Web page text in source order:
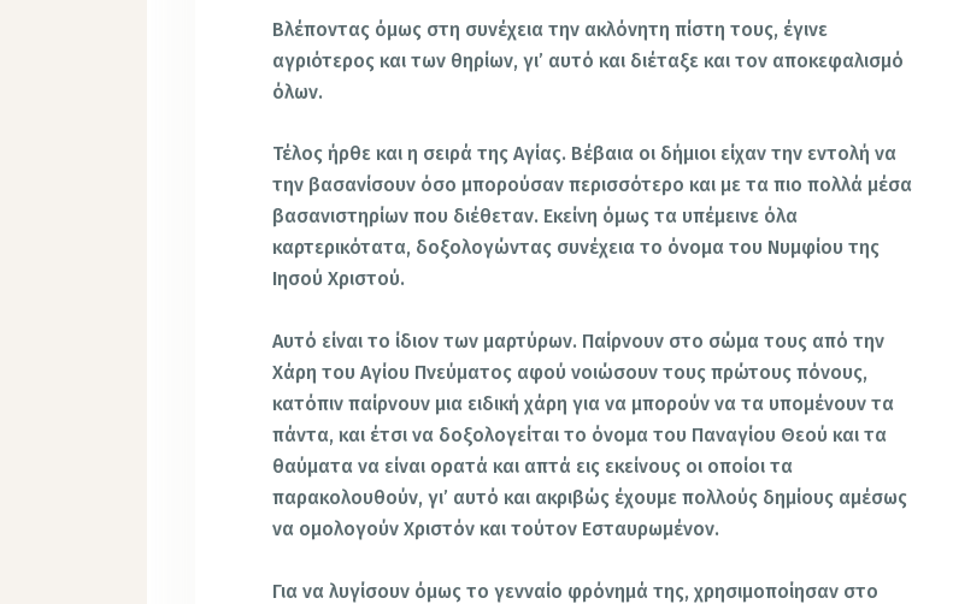
Βλέποντας όμως στη συνέχεια την ακλόνητη πίστη τους, έγινε
αγριότερος και των θηρίων, γι’ αυτό και διέταξε και τον αποκεφαλισμό
όλων.
Τέλος ήρθε και η σειρά της Αγίας. Βέβαια οι δήμιοι είχαν την εντολή να
την βασανίσουν όσο μπορούσαν περισσότερο και με τα πιο πολλά μέσα
βασανιστηρίων που διέθεταν. Εκείνη όμως τα υπέμεινε όλα
καρτερικότατα, δοξολογώντας συνέχεια το όνομα του Νυμφίου της
Ιησού Χριστού.
Αυτό είναι το ίδιον των μαρτύρων. Παίρνουν στο σώμα τους από την
Χάρη του Αγίου Πνεύματος αφού νοιώσουν τους πρώτους πόνους,
κατόπιν παίρνουν μια ειδική χάρη για να μπορούν να τα υπομένουν τα
πάντα, και έτσι να δοξολογείται το όνομα του Παναγίου Θεού και τα
θαύματα να είναι ορατά και απτά εις εκείνους οι οποίοι τα
παρακολουθούν, γι’ αυτό και ακριβώς έχουμε πολλούς δημίους αμέσως
να ομολογούν Χριστόν και τούτον Εσταυρωμένον.
Για να λυγίσουν όμως το γενναίο φρόνημά της, χρησιμοποίησαν στο